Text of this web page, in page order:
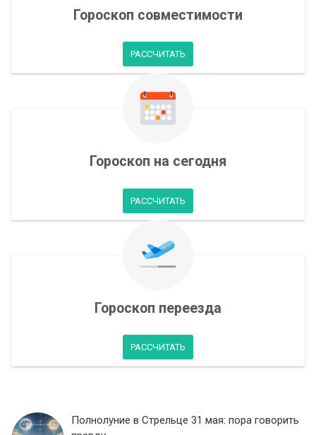
Гороскоп совместимости
РАССЧИТАТЬ
Гороскоп на сегодня
РАССЧИТАТЬ
Гороскоп переезда
РАССЧИТАТЬ
Полнолуние в Стрельце 31 мая: пора говорить